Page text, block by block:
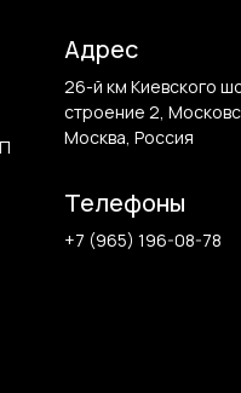
Адрес
26-й км Киевского
строение 2,
Москва, Россия
Телефоны
+7 (965) 196-08-78